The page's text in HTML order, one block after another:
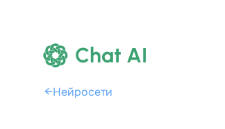
Chat AI
←Нейросети